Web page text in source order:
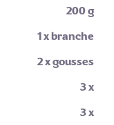
200g
1x branche
2x gousses
3x
3x